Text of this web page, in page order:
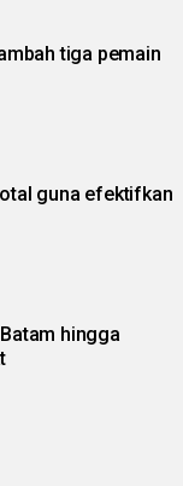
tiga pemain
guna efektifkan
hingga